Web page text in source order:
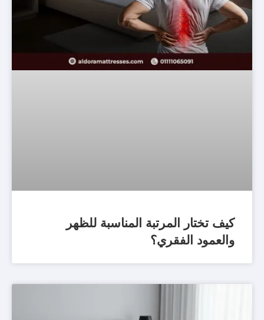
كيف تختار المرتبة المناسبة للظهر
والعمود الفقري؟